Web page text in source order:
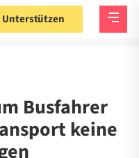
Unterstützen
Busfahrer
keine